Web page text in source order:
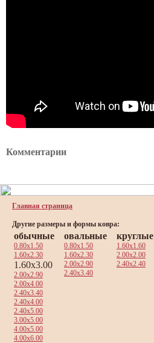
Комментарии
Главная страница
Другие размеры и формы ковра:
обычные
0.80x1.50
1.60x2.30
1.60x3.00
2.00x2.90
2.00x4.00
2.40x3.40
2.40x4.00
2.40x5.00
3.00x5.00
4.00x5.00
4.00x6.00
овальные
0.80x1.50
1.60x2.30
2.00x2.90
2.40x3.40
круглые
1.60x1.60
2.00x2.00
2.40x2.40